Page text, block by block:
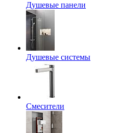
Душевые панели
Душевые системы
Смесители